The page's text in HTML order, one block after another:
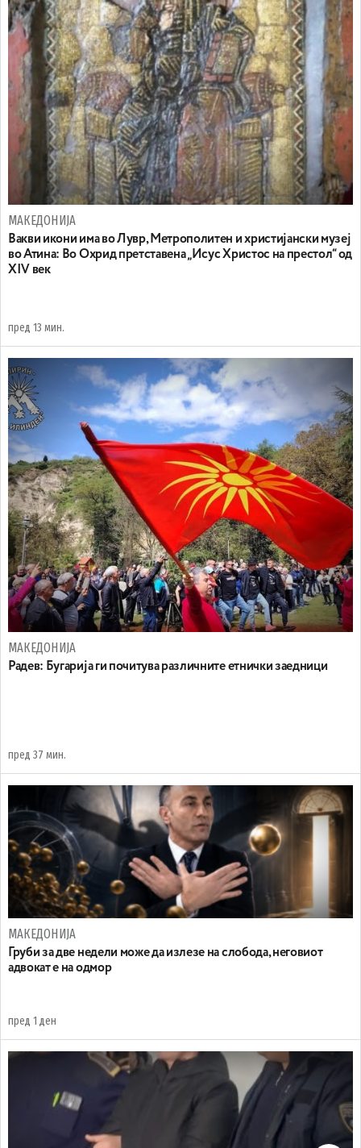
МАКЕДОНИЈА
Вакви икони има во Лувр, Метрополитен и христијански музеј
во Атина: Во Охрид претставена „Исус Христос на престол“ од
XIV век
пред 13 мин.
МАКЕДОНИЈА
Радев: Бугарија ги почитува различните етнички заедници
пред 37 мин.
МАКЕДОНИЈА
Груби за две недели може да излезе на слобода, неговиот
адвокат е на одмор
пред 1 ден